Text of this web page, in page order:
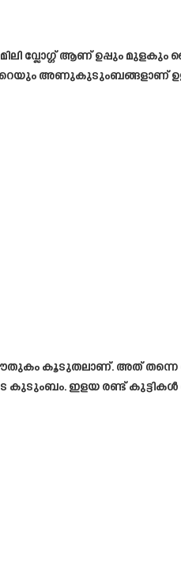
വ്ലോഗ്ഗ് ആണ് ഉപ്പും മുളകും
അണുകുടുംബങ്ങളാണ്
കൗതുകം കൂടുതലാണ്. അത്
കുടുംബം. ഇളയ രണ്ട് കുട്ടികൾ